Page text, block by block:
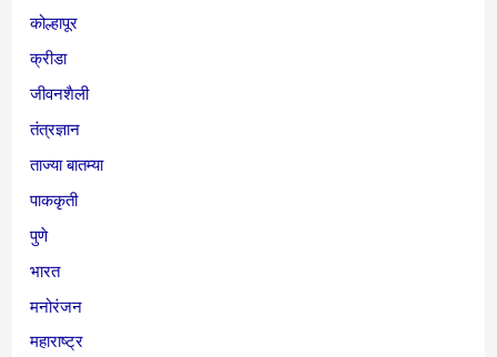
कोल्हापूर
क्रीडा
जीवनशैली
तंत्रज्ञान
ताज्या बातम्या
पाककृती
पुणे
भारत
मनोरंजन
महाराष्ट्र